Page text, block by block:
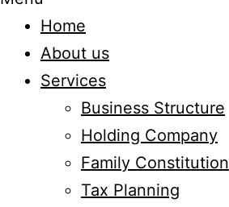
Home
About us
Services
Business Structure
Holding Company
Family Constitution
Tax Planning